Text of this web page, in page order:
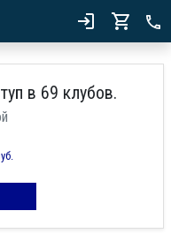
в 69 клубов.